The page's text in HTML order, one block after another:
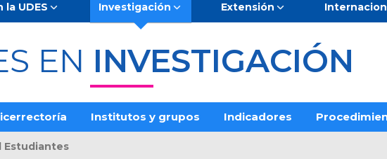
la UDES Investigación Extensión
EN INVESTIGACIÓN
Institutos y grupos Indicadores
Estudiantes